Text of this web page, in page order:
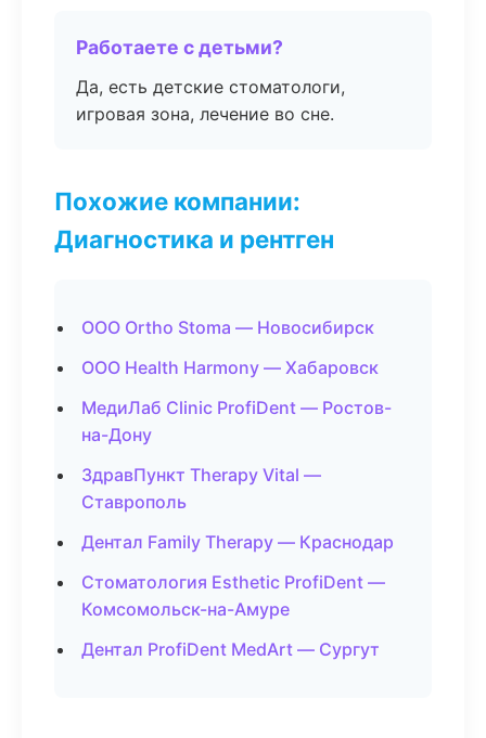
Работаете с детьми?
Да, есть детские стоматологи,
игровая зона, лечение во сне.
Похожие компании:
Диагностика и рентген
ООО Ortho Stoma — Новосибирск
ООО Health Harmony — Хабаровск
МедиЛаб Clinic ProfiDent — Ростов-
на-Дону
ЗдравПункт Therapy Vital —
Ставрополь
Дентал Family Therapy — Краснодар
Стоматология Esthetic ProfiDent —
Комсомольск-на-Амуре
Дентал ProfiDent MedArt — Сургут